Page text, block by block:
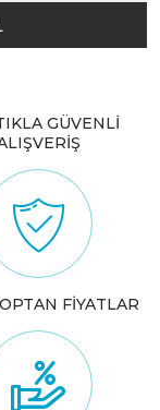
GÜVENLİ
FİYATLAR